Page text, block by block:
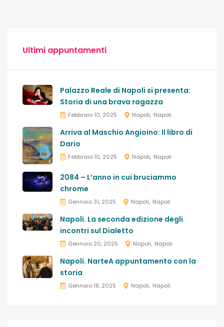
Ultimi appuntamenti
Palazzo Reale di Napoli si presenta:
Storia di una brava ragazza
Febbraio 10, 2025 Napoli Napoli
Arriva al Maschio Angioino: Il libro di
Dario
Febbraio 10, 2025 Napoli Napoli
2084 – L’anno in cui bruciammo
chrome
Gennaio 31, 2025 Napoli Napoli
Napoli. La seconda edizione degli
incontri sul Dialetto
Gennaio 20, 2025 Napoli Napoli
Napoli. NarteA appuntamento con la
storia
Gennaio 18, 2025 Napoli Napoli